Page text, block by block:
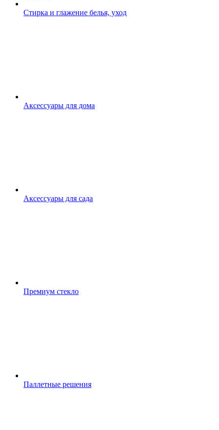
Стирка и глажение белья, уход
Аксессуары для дома
Аксессуары для сада
Премиум стекло
Паллетные решения